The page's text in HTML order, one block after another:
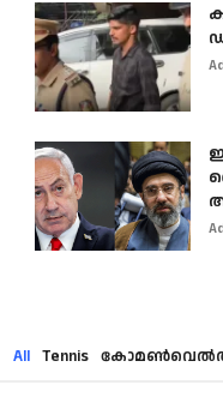
All Tennis